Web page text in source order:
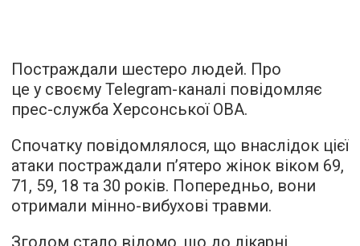
Постраждали шестеро людей. Про
це у своєму Telegram-каналі повідомляє
прес-служба Херсонської ОВА.
Спочатку повідомлялося, що внаслідок цієї
атаки постраждали пʼятеро жінок віком 69,
71, 59, 18 та 30 років. Попередньо, вони
отримали мінно-вибухові травми.
Згодом стало відомо, що до лікарні